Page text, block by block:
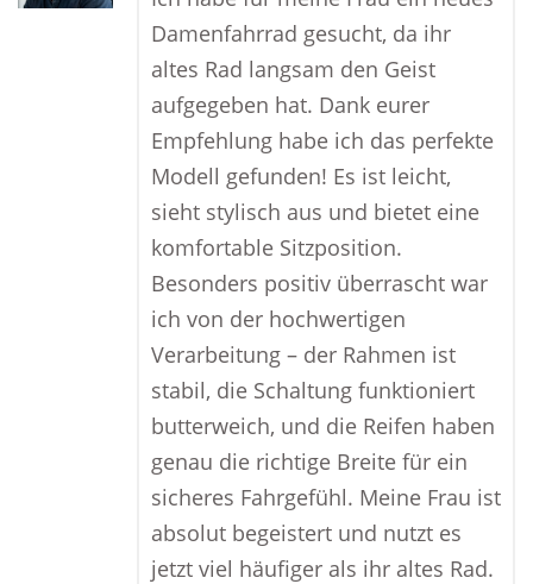
Damenfahrrad gesucht, da ihr
altes Rad langsam den Geist
aufgegeben hat. Dank eurer
Empfehlung habe ich das perfekte
Modell gefunden! Es ist leicht,
sieht stylisch aus und bietet eine
komfortable Sitzposition.
Besonders positiv überrascht war
ich von der hochwertigen
Verarbeitung – der Rahmen ist
stabil, die Schaltung funktioniert
butterweich, und die Reifen haben
genau die richtige Breite für ein
sicheres Fahrgefühl. Meine Frau ist
absolut begeistert und nutzt es
jetzt viel häufiger als ihr altes Rad.